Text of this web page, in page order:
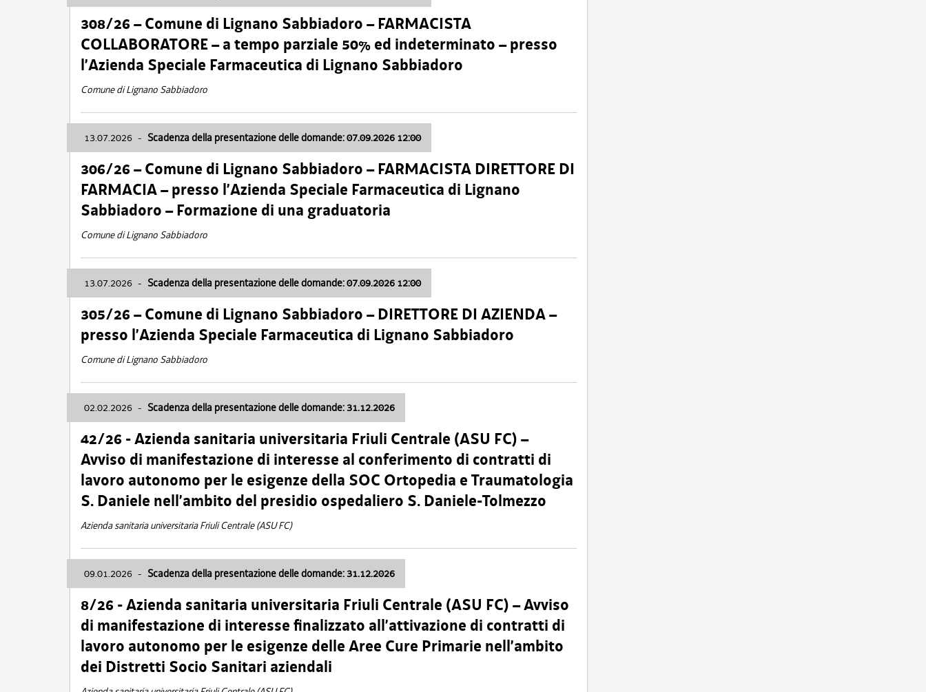
308/26 – Comune di Lignano Sabbiadoro – FARMACISTA
COLLABORATORE – a tempo parziale 50% ed indeterminato – presso
l’Azienda Speciale Farmaceutica di Lignano Sabbiadoro
Comune di Lignano Sabbiadoro
13.07.2026 - Scadenza della presentazione delle domande: 07.09.2026 12:00
306/26 – Comune di Lignano Sabbiadoro – FARMACISTA DIRETTORE DI
FARMACIA – presso l’Azienda Speciale Farmaceutica di Lignano
Sabbiadoro – Formazione di una graduatoria
Comune di Lignano Sabbiadoro
13.07.2026 - Scadenza della presentazione delle domande: 07.09.2026 12:00
305/26 – Comune di Lignano Sabbiadoro – DIRETTORE DI AZIENDA –
presso l’Azienda Speciale Farmaceutica di Lignano Sabbiadoro
Comune di Lignano Sabbiadoro
02.02.2026 - Scadenza della presentazione delle domande: 31.12.2026
42/26 - Azienda sanitaria universitaria Friuli Centrale (ASU FC) –
Avviso di manifestazione di interesse al conferimento di contratti di
lavoro autonomo per le esigenze della SOC Ortopedia e Traumatologia
S. Daniele nell’ambito del presidio ospedaliero S. Daniele-Tolmezzo
Azienda sanitaria universitaria Friuli Centrale (ASU FC)
09.01.2026 - Scadenza della presentazione delle domande: 31.12.2026
8/26 - Azienda sanitaria universitaria Friuli Centrale (ASU FC) – Avviso
di manifestazione di interesse finalizzato all’attivazione di contratti di
lavoro autonomo per le esigenze delle Aree Cure Primarie nell’ambito
dei Distretti Socio Sanitari aziendali